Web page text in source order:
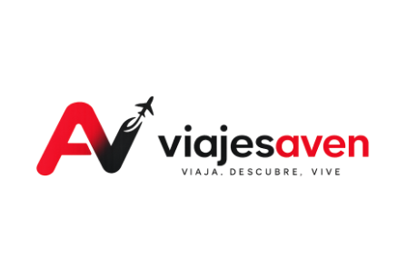
contenido